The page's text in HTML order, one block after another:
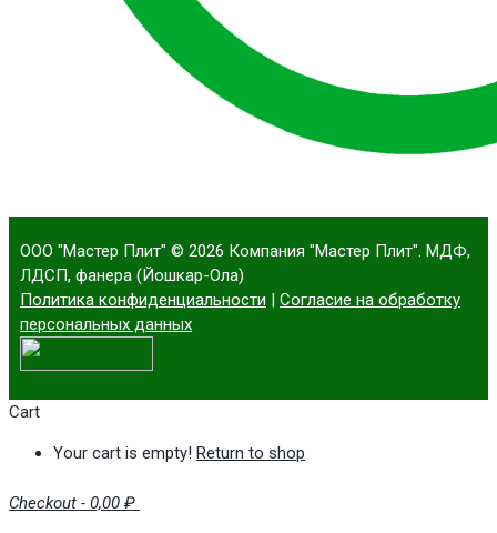
ООО "Мастер Плит" © 2026 Компания "Мастер Плит". МДФ,
ЛДСП, фанера (Йошкар-Ола)
Политика конфиденциальности | Согласие на обработку
персональных данных
Cart
Your cart is empty! Return to shop
Checkout - 0,00 ₽